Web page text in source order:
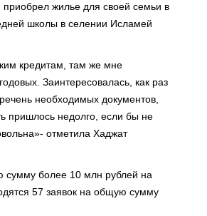
приобрел жилье для своей семьи в
школы в селении Исламей
кредитам, там же мне
Заинтересовалась, как раз
необходимых документов,
пришлось недолго, если бы не
отметила Хаджат
сумму более 10 млн рублей на
57 заявок на общую сумму